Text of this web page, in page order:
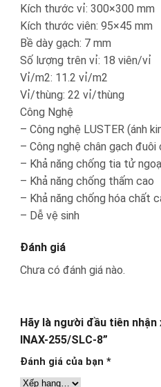
Kích thước vỉ: 300×300 mm
Kích thước viên: 95×45 mm
Bề dày gạch: 7 mm
Số lượng trên vỉ: 18 viên/vỉ
Vỉ/m2: 11.2 vỉ/m2
Vỉ/thùng: 22 vỉ/thùng
Công Nghệ
– Công nghệ LUSTER (ánh
– Công nghệ chân gạch đuôi
– Khả năng chống tia tử
– Khả năng chống thấm cao
– Khả năng chống hóa chất
– Dễ vệ sinh
Đánh giá
Chưa có đánh giá nào.
Hãy là người đầu tiên
INAX-255/SLC-8”
Đánh giá của bạn *